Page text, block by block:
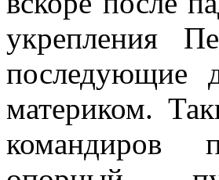
укрепления
последующие
материком.
командиров